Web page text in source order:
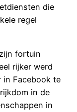
die
regel
fortuin
rijker werd
in Facebook te
in de
in